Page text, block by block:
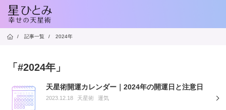
/ 記事一覧 / 2024年
「#2024年」
天星術開運カレンダー｜2024年の開運日と注意日
2023.12.18 天星術 運気